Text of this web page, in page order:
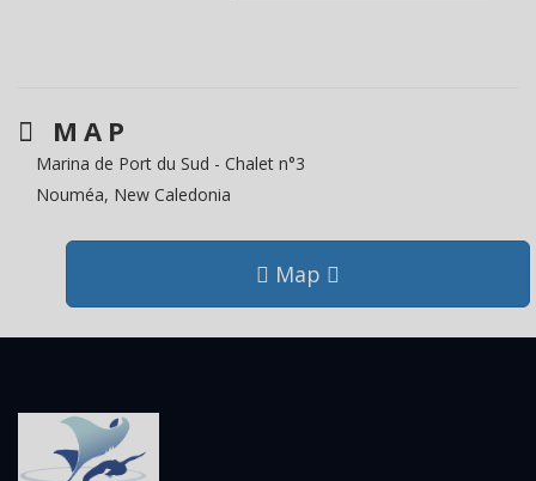
MAP
Marina de Port du Sud - Chalet n°3
Nouméa, New Caledonia
Map